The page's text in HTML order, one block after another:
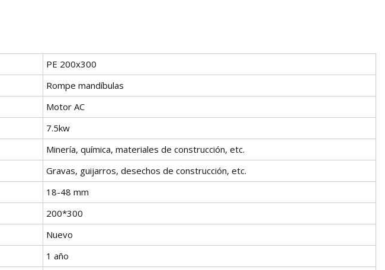
PE 200x300
Rompe mandíbulas
Motor AC
7.5kw
Minería, química, materiales de construcción, etc.
Gravas, guijarros, desechos de construcción, etc.
18-48 mm
200*300
Nuevo
1 año